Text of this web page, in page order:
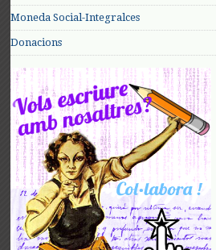
Moneda Social-Integralces
Donacions